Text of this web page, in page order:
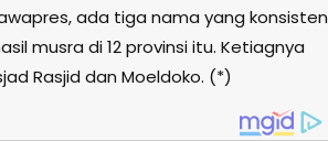
ada tiga nama yang konsisten
musra di 12 provinsi itu. Ketiagnya
Rasjid dan Moeldoko. (*)